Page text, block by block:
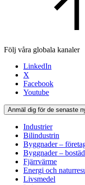
Följ våra globala kanaler
LinkedIn
X
Facebook
Youtube
Anmäl dig för de senaste
Industrier
Bilindustrin
Byggnader –
Byggnader –
Fjärrvärme
Energi och
Livsmedel